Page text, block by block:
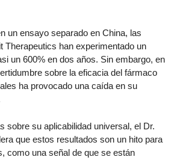
un ensayo separado en China, las
Therapeutics han experimentado un
un 600% en dos años. Sin embargo, en
sobre la eficacia del fármaco
ha provocado una caída en su
sobre su aplicabilidad universal, el Dr.
que estos resultados son un hito para
como una señal de que se están